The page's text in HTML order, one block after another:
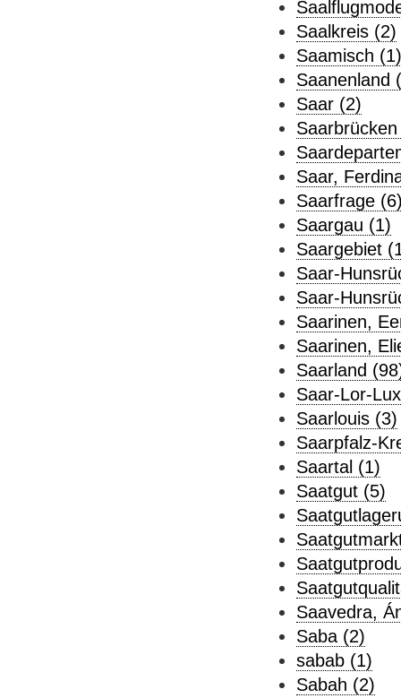
Saalkreis (2)
Saamisch (1)
Saanenland
Saar (2)
Saar,
Saarfrage
Saargau (1)
Saargebiet
Saar-
Saar-
Saarinen,
Saarinen,
Saarland
Saar-Lor-
Saarlouis (3)
Saarpfalz-
Saartal (1)
Saatgut (5)
Saavedra,
Saba (2)
sabab (1)
Sabah (2)